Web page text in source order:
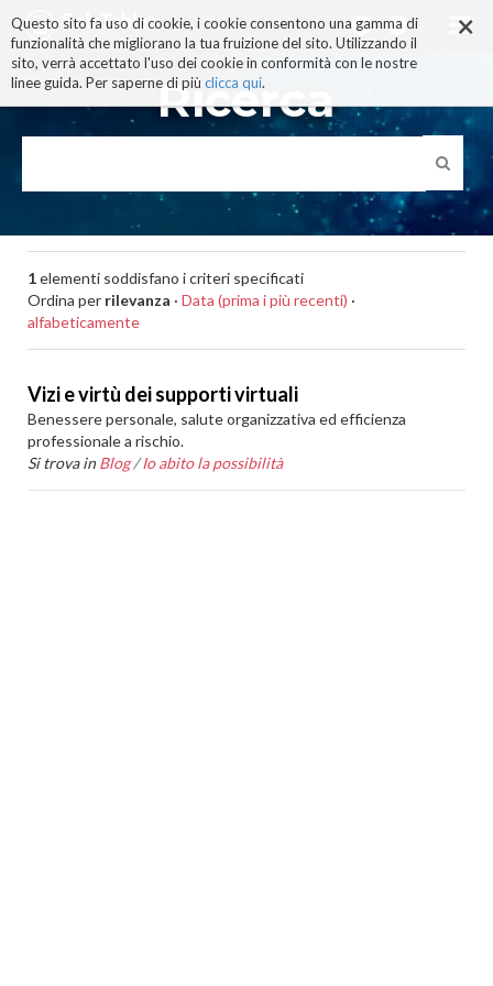
×
Questo sito fa uso di cookie, i cookie consentono una gamma di
funzionalità che migliorano la tua fruizione del sito. Utilizzando il
sito, verrà accettato l'uso dei cookie in conformità con le nostre
linee guida. Per saperne di più clicca qui.
ai
contenuti.
|
alla
navigazione
Ricerca
1elementi soddisfano i criteri specificati
Ordina per rilevanza · Data (prima i più recenti) ·
alfabeticamente
Vizi e virtù dei supporti virtuali
Benessere personale, salute organizzativa ed efficienza
professionale a rischio.
Si trova in Blog /Io abito la possibilità